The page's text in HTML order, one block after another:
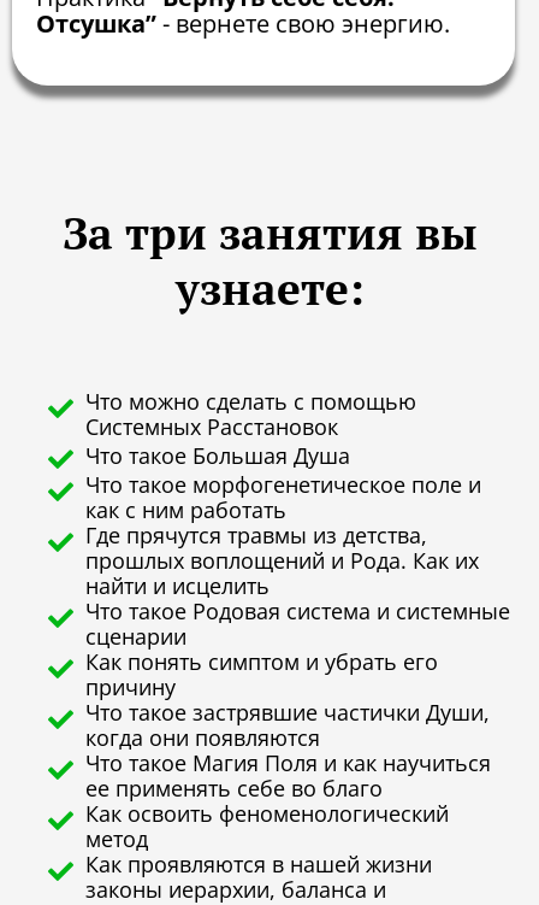
Отсушка”- вернете свою энергию.
За три занятия вы
узнаете:
Что можно сделать с помощью
Системных Расстановок
Что такое Большая Душа
Что такое морфогенетическое поле и
как с ним работать
Где прячутся травмы из детства,
прошлых воплощений и Рода. Как их
найти и исцелить
Что такое Родовая система и системные
сценарии
Как понять симптом и убрать его
причину
Что такое застрявшие частички Души,
когда они появляются
Что такое Магия Поля и как научиться
ее применять себе во благо
Как освоить феноменологический
метод
Как проявляются в нашей жизни
законы иерархии, баланса и